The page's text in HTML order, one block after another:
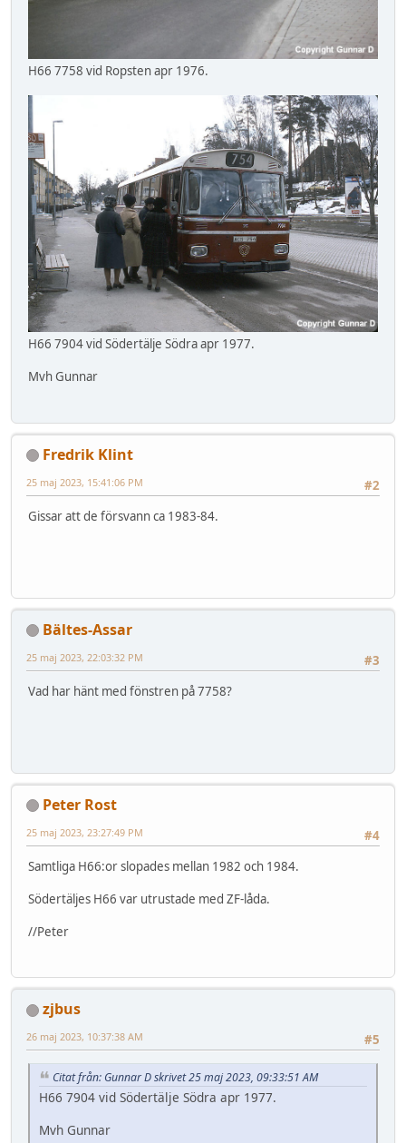
H66 7758 vid Ropsten apr 1976.
H66 7904 vid Södertälje Södra apr 1977.
Mvh Gunnar
Fredrik Klint
#2
25 maj 2023, 15:41:06 PM
Gissar att de försvann ca 1983-84.
Bältes-Assar
#3
25 maj 2023, 22:03:32 PM
Vad har hänt med fönstren på 7758?
Peter Rost
#4
25 maj 2023, 23:27:49 PM
Samtliga H66:or slopades mellan 1982 och 1984.
Södertäljes H66 var utrustade med ZF-låda.
//Peter
zjbus
#5
26 maj 2023, 10:37:38 AM
Citat från: Gunnar D skrivet 25 maj 2023, 09:33:51 AM
H66 7904 vid Södertälje Södra apr 1977.
Mvh Gunnar